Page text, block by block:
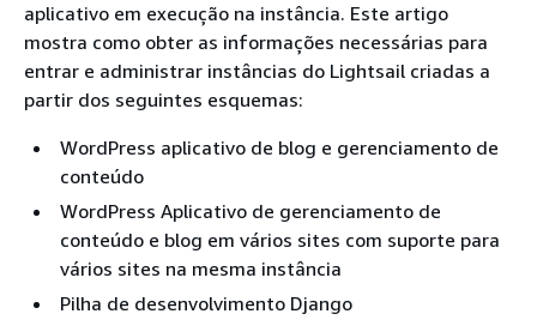
aplicativo em execução na instância. Este artigo
mostra como obter as informações necessárias para
entrar e administrar instâncias do Lightsail criadas a
partir dos seguintes esquemas:
WordPress aplicativo de blog e gerenciamento de
conteúdo
WordPress Aplicativo de gerenciamento de
conteúdo e blog em vários sites com suporte para
vários sites na mesma instância
Pilha de desenvolvimento Django